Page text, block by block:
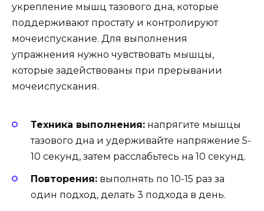
укрепление мышц тазового дна, которые
поддерживают простату и контролируют
мочеиспускание. Для выполнения
упражнения нужно чувствовать мышцы,
которые задействованы при прерывании
мочеиспускания.
Техника выполнения: напрягите мышцы
тазового дна и удерживайте напряжение 5-
10 секунд, затем расслабьтесь на 10 секунд.
Повторения: выполнять по 10-15 раз за
один подход, делать 3 подхода в день.